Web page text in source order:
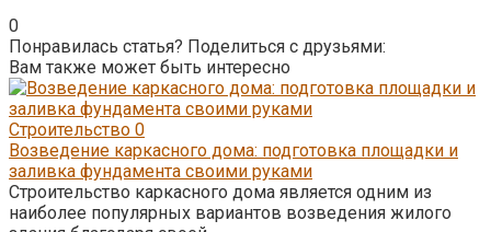
0
Понравилась статья? Поделиться с друзьями:
Вам также может быть интересно
Строительство 0
Возведение каркасного дома: подготовка площадки и
заливка фундамента своими руками
Строительство каркасного дома является одним из
наиболее популярных вариантов возведения жилого